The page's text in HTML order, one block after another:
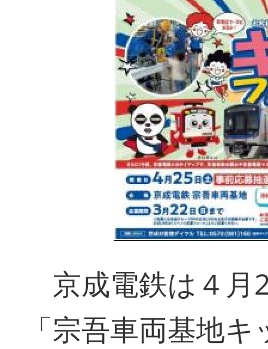
京成電鉄は４月
「宗吾車両基地